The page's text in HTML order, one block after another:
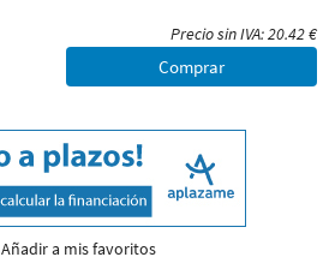
Precio sin IVA: 20.42 €
Comprar
Añadir a mis favoritos